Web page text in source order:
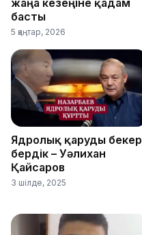
жаңа кезеңіне қадам
басты
5 қаңтар, 2026
Ядролық қаруды бекер
бердік – Уәлихан
Қайсаров
3 шілде, 2025